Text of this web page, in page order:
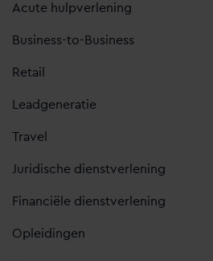
Acute hulpverlening
Business-to-Business
Retail
Leadgeneratie
Travel
Juridische dienstverlening
Financiële dienstverlening
Opleidingen